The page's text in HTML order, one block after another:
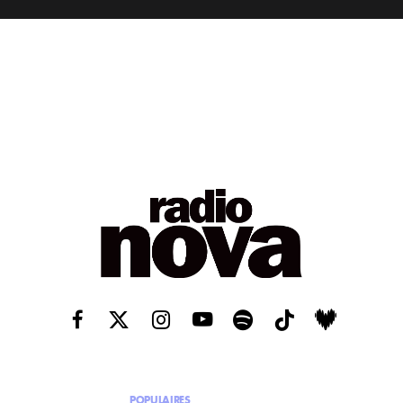
POPULAIRES